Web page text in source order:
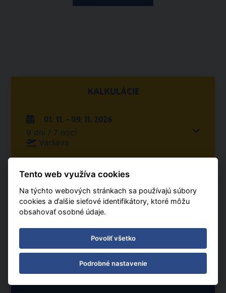
KALKULÁCIE
01. 11. - 09. 11. 2026
9 dní / 7 nocí
Varšava
Počet osôb
2 dospelých, 0 detí
1 izba
Stravovanie
All Inclusive
od 4 112 € | zľava 39%
Tento web využíva cookies
Na týchto webových stránkach sa používajú súbory
cookies a ďalšie sieťové identifikátory, ktoré môžu
obsahovať osobné údaje.
Povoliť všetko
Podrobné nastavenie